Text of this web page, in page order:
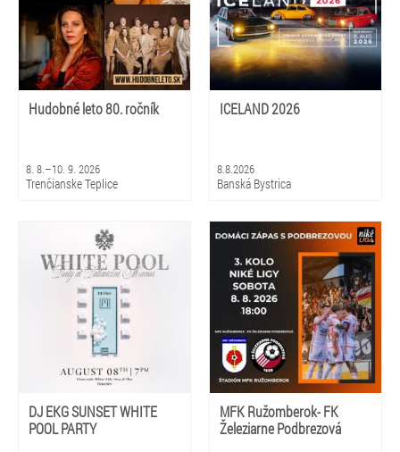
Hudobné leto 80. ročník
8. 8.–10. 9. 2026
Trenčianske Teplice
ICELAND 2026
8.8.2026
Banská Bystrica
DJ EKG SUNSET WHITE
POOL PARTY
MFK Ružomberok- FK
Železiarne Podbrezová